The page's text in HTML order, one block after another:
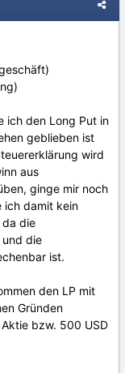
ich den Long Put in
geblieben ist
wird
aus
ginge mir noch
ich damit kein
da die
und die
ist.
den LP mit
Gründen
bzw. 500 USD